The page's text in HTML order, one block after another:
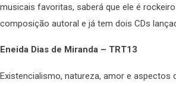
musicais favoritas, saberá que ele é
composição autoral e já tem dois CDs
Eneida Dias de Miranda – TRT13
Existencialismo, natureza, amor e aspectos